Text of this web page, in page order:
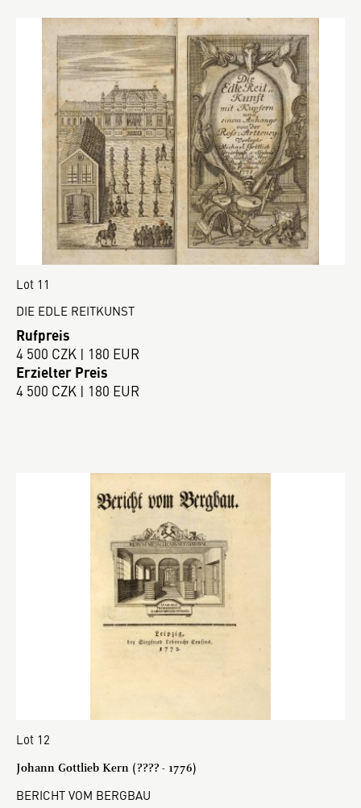
Lot 11
DIE EDLE REITKUNST
Rufpreis
4 500 CZK | 180 EUR
Erzielter Preis
4 500 CZK | 180 EUR
Lot 12
Johann Gottlieb Kern (???? - 1776)
BERICHT VOM BERGBAU